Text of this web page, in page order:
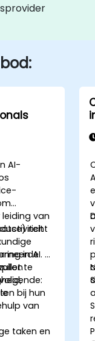
AI-
van
richt
in AI. Zij
te
bij hun
van
taken en